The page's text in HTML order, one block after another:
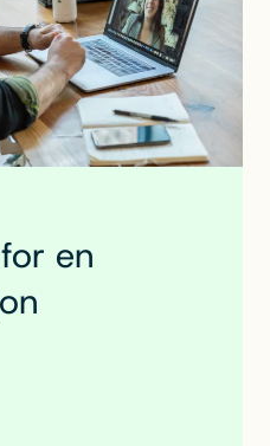
en